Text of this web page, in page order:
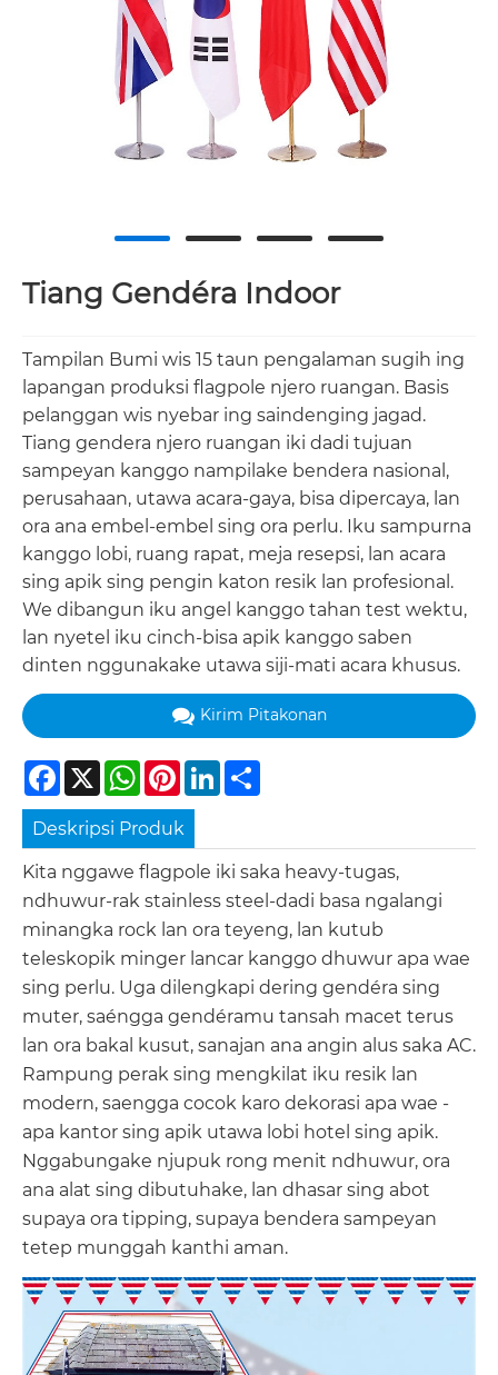
Tiang Gendéra Indoor
Tampilan Bumi wis 15 taun pengalaman sugih ing
lapangan produksi flagpole njero ruangan. Basis
pelanggan wis nyebar ing saindenging jagad.
Tiang gendera njero ruangan iki dadi tujuan
sampeyan kanggo nampilake bendera nasional,
perusahaan, utawa acara-gaya, bisa dipercaya, lan
ora ana embel-embel sing ora perlu. Iku sampurna
kanggo lobi, ruang rapat, meja resepsi, lan acara
sing apik sing pengin katon resik lan profesional.
We dibangun iku angel kanggo tahan test wektu,
lan nyetel iku cinch-bisa apik kanggo saben
dinten nggunakake utawa siji-mati acara khusus.
Kirim Pitakonan
Facebook
X WhatsApp
Pinterest
LinkedIn
Deskripsi Produk
Kita nggawe flagpole iki saka heavy-tugas,
ndhuwur-rak stainless steel-dadi basa ngalangi
minangka rock lan ora teyeng, lan kutub
teleskopik minger lancar kanggo dhuwur apa wae
sing perlu. Uga dilengkapi dering gendéra sing
muter, saéngga gendéramu tansah macet terus
lan ora bakal kusut, sanajan ana angin alus saka AC.
Rampung perak sing mengkilat iku resik lan
modern, saengga cocok karo dekorasi apa wae -
apa kantor sing apik utawa lobi hotel sing apik.
Nggabungake njupuk rong menit ndhuwur, ora
ana alat sing dibutuhake, lan dhasar sing abot
supaya ora tipping, supaya bendera sampeyan
tetep munggah kanthi aman.